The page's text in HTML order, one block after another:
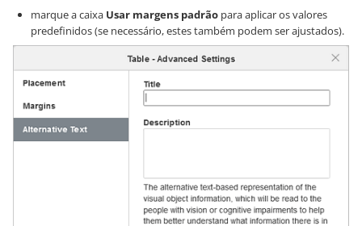
marque a caixa Usar margens padrão para aplicar os valores
predefinidos (se necessário, estes também podem ser ajustados).